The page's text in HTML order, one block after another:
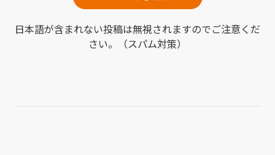
日本語が含まれない投稿は無視されますのでご注意くだ
さい。（スパム対策）